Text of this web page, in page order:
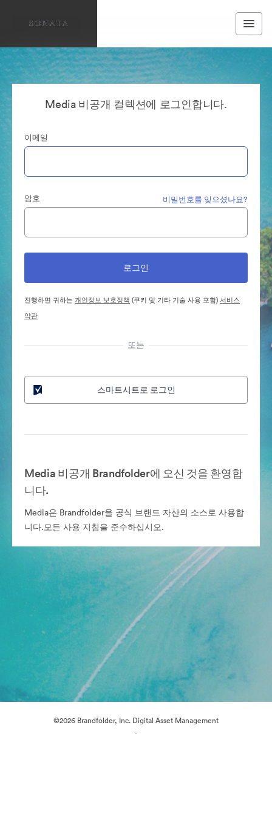
Media 비공개 컬렉션에 로그인합니다.
이메일
암호 비밀번호를 잊으셨나요?
진행하면 귀하는개인정보 보호정책 (쿠키 및 기타 기술 사용 포함)서비스
약관
또는
스마트시트로 로그인
Media 비공개 Brandfolder에 오신 것을 환영합
니다.
Media은 Brandfolder을 공식 브랜드 자산의 소스로 사용합
니다.모든 사용 지침을 준수하십시오.
©2026 Brandfolder, Inc. Digital Asset Management
·